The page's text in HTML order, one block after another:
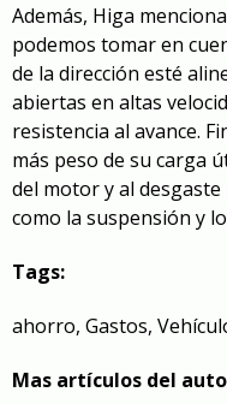
Además, Higa
podemos tomar en
de la dirección esté
abiertas en altas
resistencia al avance.
más peso de su carga
del motor y al
como la suspensión y
Tags:
ahorro, Gastos,
Mas artículos del